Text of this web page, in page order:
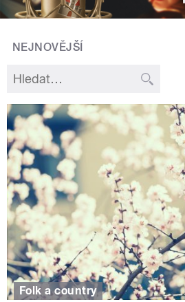
NEJNOVĚJŠÍ
Folk a country